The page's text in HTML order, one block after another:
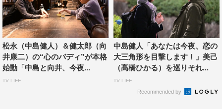
『リビングの松永さん』©カンテレ
中島にとって本作は、『彼女はきれいだった』以来、2年
ぶりに臨んだラブストーリー。あらためて演じた感想を聞
松永（中島健人）＆健太郎（向
井康二）の“心のバディ”が本格
始動「中島と向井、今夜...
TV LIFE
中島健人「あなたは今夜、恋の
大三角形を目撃します！」美己
（髙橋ひかる）を巡りそれ...
TV LIFE
Recommended by